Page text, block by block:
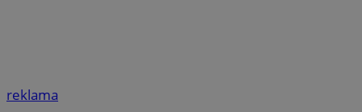
reklama